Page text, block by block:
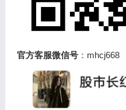
官方客服微信号：mhcj668